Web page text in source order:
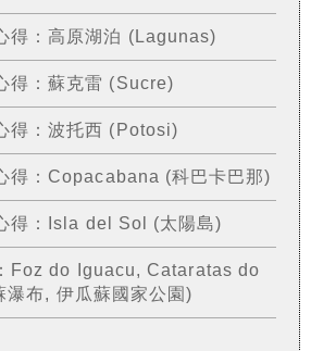
得：高原湖泊 (Lagunas)
得：蘇克雷 (Sucre)
得：波托西 (Potosi)
得：Copacabana (科巴卡巴那)
得：Isla del Sol (太陽島)
Foz do Iguacu, Cataratas do
布, 伊瓜蘇國家公園)